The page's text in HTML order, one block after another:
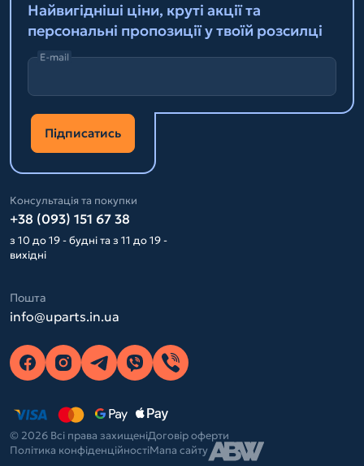
Найвигідніші ціни, круті акції та
персональні пропозиції у твоїй розсилці
E-mail
Підписатись
Консультація та покупки
+38 (093) 151 67 38
з 10 до 19 - будні та з 11 до 19 -
вихідні
Пошта
info@uparts.in.ua
© 2026 Всі права захищеніДоговір оферти
Політика конфіденційностіМапа сайту